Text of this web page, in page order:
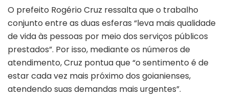
O prefeito Rogério Cruz ressalta que o trabalho
conjunto entre as duas esferas “leva mais qualidade
de vida às pessoas por meio dos serviços públicos
prestados”. Por isso, mediante os números de
atendimento, Cruz pontua que “o sentimento é de
estar cada vez mais próximo dos goianienses,
atendendo suas demandas mais urgentes”.